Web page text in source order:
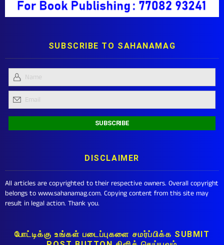
SUBSCRIBE TO SAHANAMAG
DISCLAIMER
All articles are copyrighted to their respective owners. Overall copyright
belongs to www.sahanamag.com. Copying content from this site may
result in legal action. Thank you.
போட்டிக்கு உங்கள் படைப்புகளை சமர்ப்பிக்க SUBMIT